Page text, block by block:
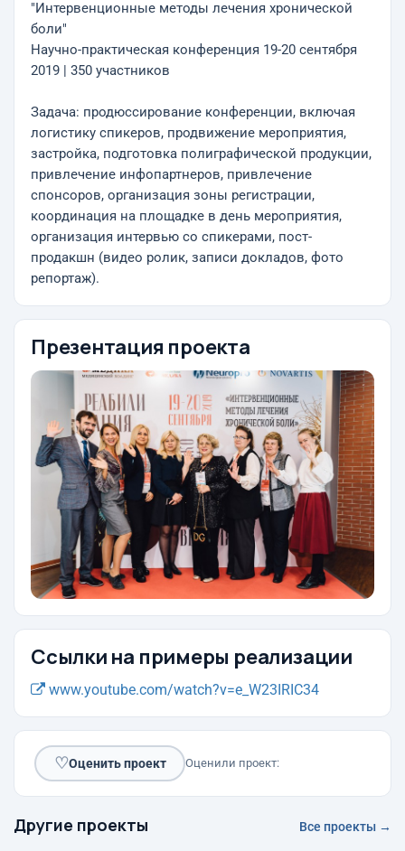
"Интервенционные методы лечения хронической
боли"
Научно-практическая конференция 19-20 сентября
2019 | 350 участников
Задача: продюссирование конференции, включая
логистику спикеров, продвижение мероприятия,
застройка, подготовка полиграфической продукции,
привлечение инфопартнеров, привлечение
спонсоров, организация зоны регистрации,
координация на площадке в день мероприятия,
организация интервью со спикерами, пост-
продакшн (видео ролик, записи докладов, фото
репортаж).
Презентация проекта
Ссылки на примеры реализации
www.youtube.com/watch?v=e_W23IRIC34
♡Оценить проект Оценили проект:
Другие проекты Все проекты →